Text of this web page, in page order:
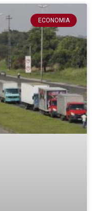
ECONOMIA